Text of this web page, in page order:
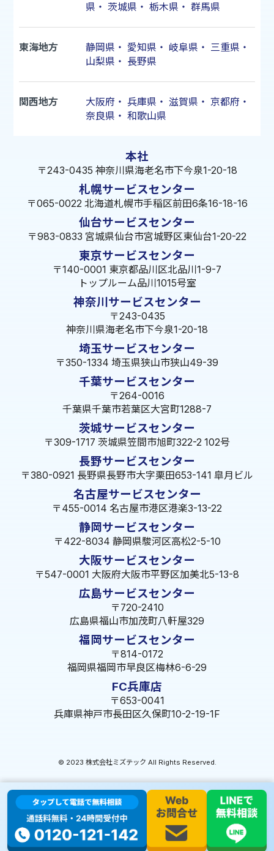
県 ・ 茨城県 ・ 栃木県 ・ 群馬県
東海地方 静岡県 ・ 愛知県 ・ 岐阜県 ・ 三重県 ・
山梨県 ・ 長野県
関西地方 大阪府 ・ 兵庫県 ・ 滋賀県 ・ 京都府 ・
奈良県 ・ 和歌山県
本社
〒243-0435 神奈川県海老名市下今泉1-20-18
札幌サービスセンター
〒065-0022 北海道札幌市手稲区前田6条16-18-16
仙台サービスセンター
〒983-0833 宮城県仙台市宮城野区東仙台1-20-22
東京サービスセンター
〒140-0001 東京都品川区北品川1-9-7
トップルーム品川1015号室
神奈川サービスセンター
〒243-0435
神奈川県海老名市下今泉1-20-18
埼玉サービスセンター
〒350-1334 埼玉県狭山市狭山49-39
千葉サービスセンター
〒264-0016
千葉県千葉市若葉区大宮町1288-7
茨城サービスセンター
〒309-1717 茨城県笠間市旭町322-2 102号
長野サービスセンター
〒380-0921 長野県長野市大字栗田653-141 皐月ビル
名古屋サービスセンター
〒455-0014 名古屋市港区港楽3-13-22
静岡サービスセンター
〒422-8034 静岡県駿河区高松2-5-10
大阪サービスセンター
〒547-0001 大阪府大阪市平野区加美北5-13-8
広島サービスセンター
〒720-2410
広島県福山市加茂町八軒屋329
福岡サービスセンター
〒814-0172
福岡県福岡市早良区梅林6-6-29
FC兵庫店
〒653-0041
兵庫県神戸市長田区久保町10-2-19-1F
© 2023 株式会社ミズテック All Rights Reserved.